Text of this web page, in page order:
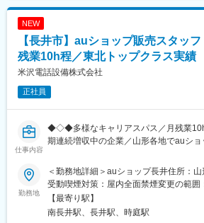
・毎週火曜と第1・3月曜定休日に加え
ークライフバランスを一層進めておりま
変更の範囲：会社の定める業務
プライベートの両立に合わせたキャリア
以降はチーフをお任せすることが多く、
た社員もおりますので、スピード感をも
す。
名）が在籍しております。平均年齢は28
職場は和気あいあいとしております。
■評価制度：
個人ノルマはなく、各店舗で目標数値を
ついては、実績の評価と定性面の評価（
断されます。評価は上長との面談を通し
NEW
【長井市】auショップ販売スタッ
残業10h程／東北トップクラス実績
米沢電話設備株式会社
正社員
仕事内容
◆◇◆多様なキャリアスパス／月残業
期連続増収中の企業／山形各地でauショ
■職務内容：
・新規加入・機種変更のご案内
・端末の操作説明
・彫金プラン・登録情報の変更や事務手
勤務地
＜勤務地詳細＞auショップ長井住所：
受動喫煙対策：屋内全面禁煙変更の範囲
【最寄り駅】
南長井駅、長井駅、時庭駅